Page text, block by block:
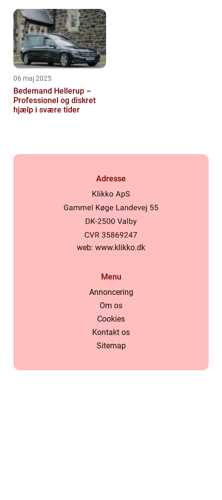
06 maj 2025
Bedemand Hellerup –
Professionel og diskret
hjælp i svære tider
Adresse
web: www.klikko.dk
Menu
Annoncering
Om os
Cookies
Kontakt os
Sitemap